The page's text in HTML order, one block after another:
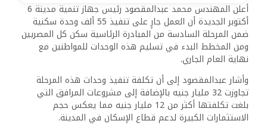
أعلن المهندس محمد عبدالمقصود رئيس جهاز تنمية مدينة 6
أكتوبر الجديدة أن العمل جارٍ على تنفيذ 55 ألف وحدة سكنية
ضمن المرحلة السادسة من المبادرة الرئاسية سكن كل المصريين
ومن المخطط البدء في تسليم هذه الوحدات للمواطنين مع
نهاية العام الجاري.
وأشار عبدالمقصود إلى أن تكلفة تنفيذ وحدات هذه المرحلة
تجاوزت 32 مليار جنيه بالإضافة إلى مشروعات المرافق التي
بلغت تكلفتها أكثر من 12 مليار جنيه مما يعكس حجم
الاستثمارات الكبيرة لدعم قطاع الإسكان في المدينة.